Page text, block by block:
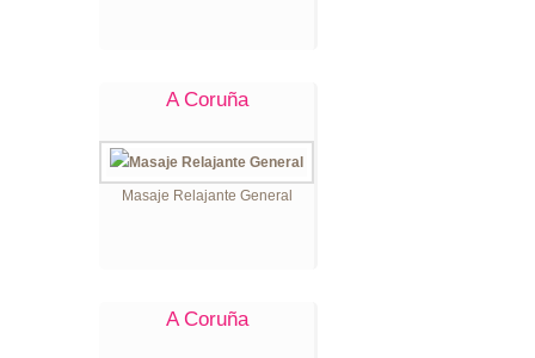
A Coruña
Masaje Relajante General
A Coruña